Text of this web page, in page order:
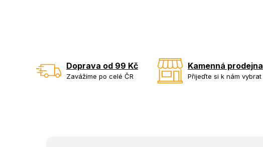
Doprava od 99 Kč
Zavážíme po celé ČR
Kamenná prodejna
Přijeďte si k nám vybrat